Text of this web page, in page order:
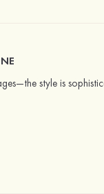
style is